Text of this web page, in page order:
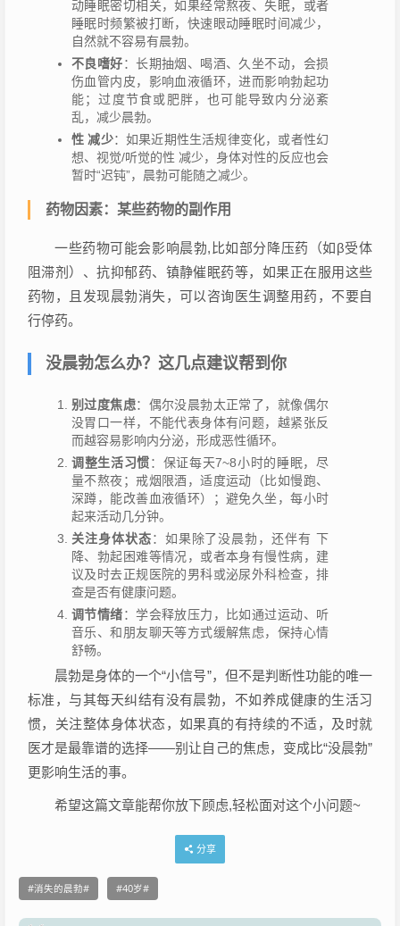
动睡眠密切相关，如果经常熬夜、失眠，或者
睡眠时频繁被打断，快速眼动睡眠时间减少，
自然就不容易有晨勃。
不良嗜好：长期抽烟、喝酒、久坐不动，会损
伤血管内皮，影响血液循环，进而影响勃起功
能；过度节食或肥胖，也可能导致内分泌紊
乱，减少晨勃。
性 减少：如果近期性生活规律变化，或者性幻
想、视觉/听觉的性 减少，身体对性的反应也会
暂时“迟钝”，晨勃可能随之减少。
药物因素：某些药物的副作用
一些药物可能会影响晨勃,比如部分降压药（如β受体
阻滞剂）、抗抑郁药、镇静催眠药等，如果正在服用这些
药物，且发现晨勃消失，可以咨询医生调整用药，不要自
行停药。
没晨勃怎么办？这几点建议帮到你
别过度焦虑：偶尔没晨勃太正常了，就像偶尔
没胃口一样，不能代表身体有问题，越紧张反
而越容易影响内分泌，形成恶性循环。
调整生活习惯：保证每天7~8小时的睡眠，尽
量不熬夜；戒烟限酒，适度运动（比如慢跑、
深蹲，能改善血液循环）；避免久坐，每小时
起来活动几分钟。
关注身体状态：如果除了没晨勃，还伴有 下
降、勃起困难等情况，或者本身有慢性病，建
议及时去正规医院的男科或泌尿外科检查，排
查是否有健康问题。
调节情绪：学会释放压力，比如通过运动、听
音乐、和朋友聊天等方式缓解焦虑，保持心情
舒畅。
晨勃是身体的一个“小信号”，但不是判断性功能的唯一
标准，与其每天纠结有没有晨勃，不如养成健康的生活习
惯，关注整体身体状态，如果真的有持续的不适，及时就
医才是最靠谱的选择——别让自己的焦虑，变成比“没晨勃”
更影响生活的事。
希望这篇文章能帮你放下顾虑,轻松面对这个小问题~
分享
消失的晨勃 40岁